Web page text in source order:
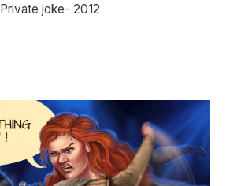
Private joke- 2012